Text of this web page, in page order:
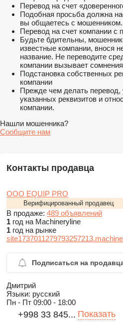
Перевод на счет
Подобная просьба должна
вы общаетесь с мошенником.
Перевод на счет компании с
Будьте бдительны,
известные компании, внося
название. Не переводите
компании вызывает
Подстановка собственных
компании
Прежде чем делать перевод,
указанных реквизитов и
компании.
Нашли мошенника?
Сообщите нам
Контакты продавца
OOO EQUIP PRO
Верифицированный продавец
В продаже: 489 объявлений
1 год на Machineryline
1 год на рынке
Подписаться на
Дмитрий
Языки: русский
Пн - Пт 09:00 - 18:00
+998 33 845... Показать